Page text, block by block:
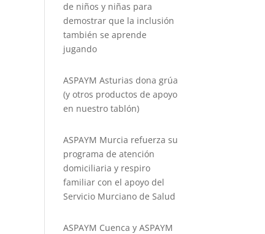
de niños y niñas para
demostrar que la inclusión
también se aprende
jugando
ASPAYM Asturias dona grúa
(y otros productos de apoyo
en nuestro tablón)
ASPAYM Murcia refuerza su
programa de atención
domiciliaria y respiro
familiar con el apoyo del
Servicio Murciano de Salud
ASPAYM Cuenca y ASPAYM